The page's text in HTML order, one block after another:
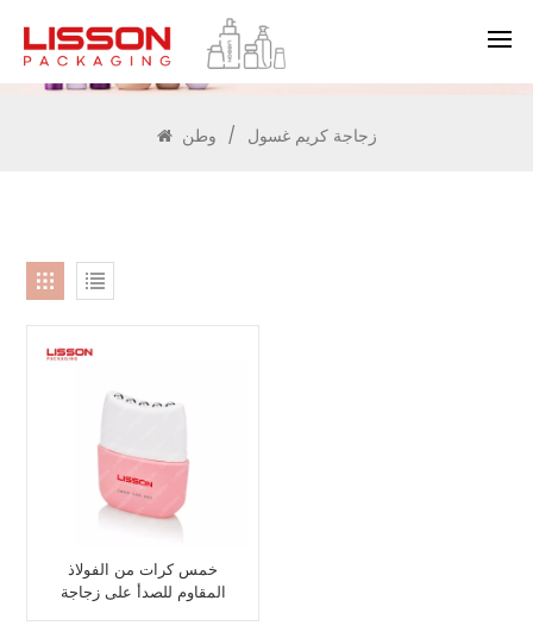
يبحث
/ زجاجة كريم غسول
خمس كرات من الفولاذ
المقاوم للصدأ على زجاجة
HDPE